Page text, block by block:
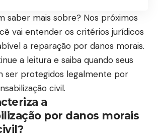
saber mais sobre? Nos próximos
vai entender os critérios jurídicos
a reparação por danos morais.
a leitura e saiba quando seus
ser protegidos legalmente por
civil.
a
por danos morais